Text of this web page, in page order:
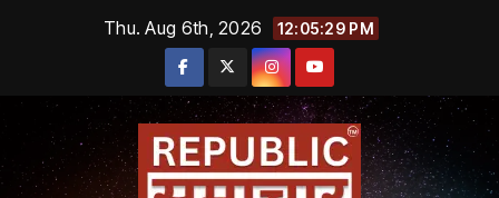
Thu. Aug 6th, 2026 12:05:29 PM